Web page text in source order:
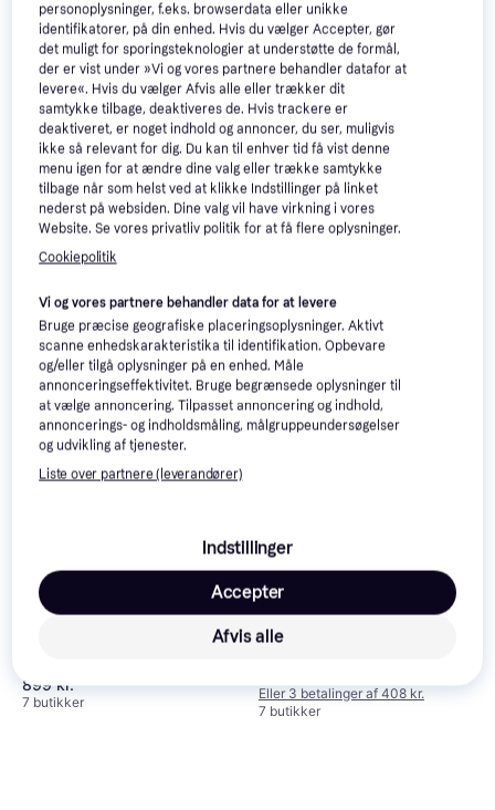
Bosch Rotak 18V2-43
Batteridrevet plæneklipper
1.988 kr.
Eller 3 betalinger af 663 kr.
9+ butikker
Bosch UniversalRotak 2x18V-
37-550 (2x4.0Ah)
Batteridrevet plæneklipper
40 Liter Opsamler, Areal 550 m²,
Sammenklappeligt håndtag,
Klippebredde (maks) 37 cm
2.347 kr.
Eller 3 betalinger af 782 kr.
4.1
Klippebredde (maks) 36 cm
899 kr.
7 butikker
Batteridrevet
plæneklipper
31 Liter Opsamler, Areal 300 m²,
Klippebredde (maks) 32 cm
Eller 3 betalinger af 408 kr.
7 butikker
personoplysninger, f.eks. browserdata eller unikke
identifikatorer, på din enhed. Hvis du vælger Accepter, gør
det muligt for sporingsteknologier at understøtte de formål,
der er vist under »Vi og vores partnere behandler datafor at
levere«. Hvis du vælger Afvis alle eller trækker dit
samtykke tilbage, deaktiveres de. Hvis trackere er
deaktiveret, er noget indhold og annoncer, du ser, muligvis
ikke så relevant for dig. Du kan til enhver tid få vist denne
menu igen for at ændre dine valg eller trække samtykke
tilbage når som helst ved at klikke Indstillinger på linket
nederst på websiden. Dine valg vil have virkning i vores
Website. Se vores privatliv politik for at få flere oplysninger.
Cookiepolitik
Vi og vores partnere behandler data for at levere
Bruge præcise geografiske placeringsoplysninger. Aktivt
scanne enhedskarakteristika til identifikation. Opbevare
og/eller tilgå oplysninger på en enhed. Måle
annonceringseffektivitet. Bruge begrænsede oplysninger til
at vælge annoncering. Tilpasset annoncering og indhold,
annoncerings- og indholdsmåling, målgruppeundersøgelser
og udvikling af tjenester.
Liste over partnere (leverandører)
Indstillinger
Afvis alle
Accepter